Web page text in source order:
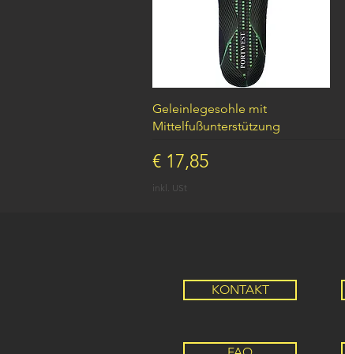
Schnellansicht
Geleinlegesohle mit
Mittelfußunterstützung
Preis
€ 17,85
inkl. USt
KONTAKT